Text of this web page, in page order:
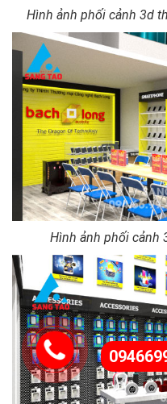
Hình ảnh phối cảnh 3d
Hình ảnh phối cảnh